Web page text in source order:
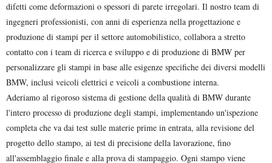
difetti come deformazioni o spessori di parete irregolari. Il nostro team di
ingegneri professionisti, con anni di esperienza nella progettazione e
produzione di stampi per il settore automobilistico, collabora a stretto
contatto con i team di ricerca e sviluppo e di produzione di BMW per
personalizzare gli stampi in base alle esigenze specifiche dei diversi modelli
BMW, inclusi veicoli elettrici e veicoli a combustione interna.
Aderiamo al rigoroso sistema di gestione della qualità di BMW durante
l'intero processo di produzione degli stampi, implementando un'ispezione
completa che va dai test sulle materie prime in entrata, alla revisione del
progetto dello stampo, ai test di precisione della lavorazione, fino
all'assemblaggio finale e alla prova di stampaggio. Ogni stampo viene